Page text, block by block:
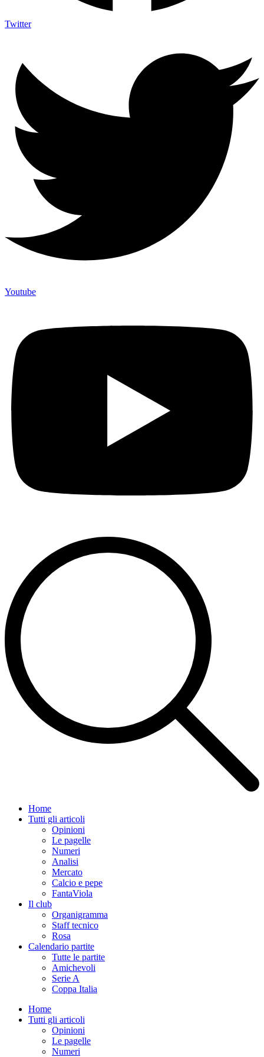
Twitter
Youtube
Home
Tutti gli articoli
Opinioni
Le pagelle
Numeri
Analisi
Mercato
Calcio e pepe
FantaViola
Il club
Organigramma
Staff tecnico
Rosa
Calendario partite
Tutte le partite
Amichevoli
Serie A
Coppa Italia
Home
Tutti gli articoli
Opinioni
Le pagelle
Numeri